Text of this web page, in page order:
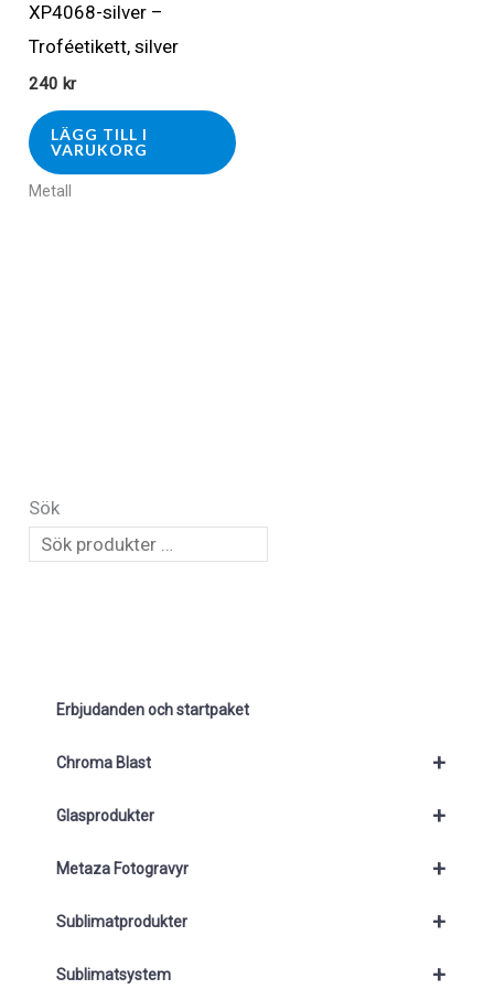
XP4068-silver –
Troféetikett, silver
240 kr
LÄGG TILL I
VARUKORG
Metall
Sök
Erbjudanden och startpaket
+
Chroma Blast
+
Glasprodukter
+
Metaza Fotogravyr
+
Sublimatprodukter
+
Sublimatsystem